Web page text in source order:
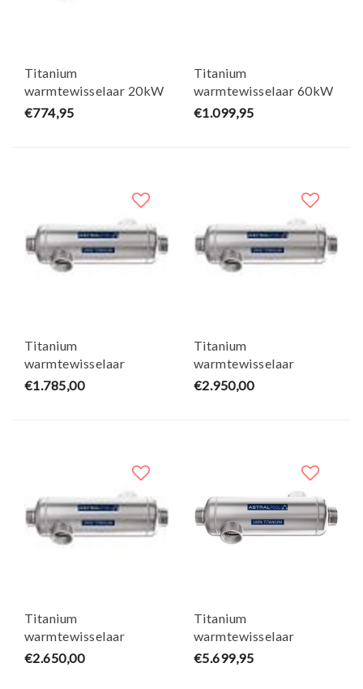
Titanium
warmtewisselaar 20kW
AstralPool
€774,95
Titanium
warmtewisselaar 60kW
AstralPool
€1.099,95
Titanium
warmtewisselaar
105kW AstralPool
€1.785,00
Titanium
warmtewisselaar
210kW AstralPool
€2.950,00
Titanium
warmtewisselaar
140kW AstralPool
€2.650,00
Titanium
warmtewisselaar
450kW AstralPool
€5.699,95